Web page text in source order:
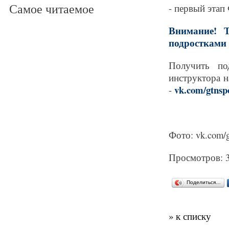
Самое читаемое
- первый
Внимание!
Получить
- vk.com/
Фото: vk.com/
Просмотров:
Поделиться…
» к списку